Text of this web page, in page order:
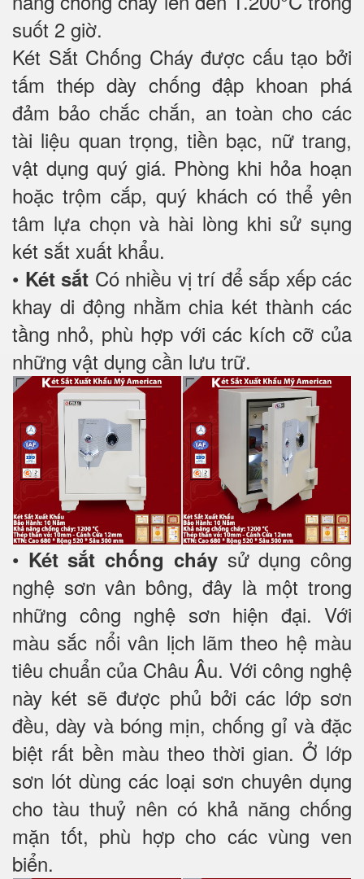
suốt 2 giờ.
Két Sắt Chống Cháy được cấu tạo bởi
tấm thép dày chống đập khoan phá
đảm bảo chắc chắn, an toàn cho các
tài liệu quan trọng, tiền bạc, nữ trang,
vật dụng quý giá. Phòng khi hỏa hoạn
hoặc trộm cắp, quý khách có thể yên
tâm lựa chọn và hài lòng khi sử sụng
két sắt xuất khẩu.
• Két sắt Có nhiều vị trí để sắp xếp các
khay di động nhằm chia két thành các
tầng nhỏ, phù hợp với các kích cỡ của
những vật dụng cần lưu trữ.
• Két sắt chống cháysử dụng công
nghệ sơn vân bông, đây là một trong
những công nghệ sơn hiện đại. Với
màu sắc nổi vân lịch lãm theo hệ màu
tiêu chuẩn của Châu Âu. Với công nghệ
này két sẽ được phủ bởi các lớp sơn
đều, dày và bóng mịn, chống gỉ và đặc
biệt rất bền màu theo thời gian. Ở lớp
sơn lót dùng các loại sơn chuyên dụng
cho tàu thuỷ nên có khả năng chống
mặn tốt, phù hợp cho các vùng ven
biển.